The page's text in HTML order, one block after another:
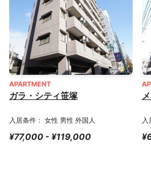
APARTMENT
ガラ・シティ笹塚
入居条件： 女性 男性 外国人
¥77,000 - ¥119,000
入